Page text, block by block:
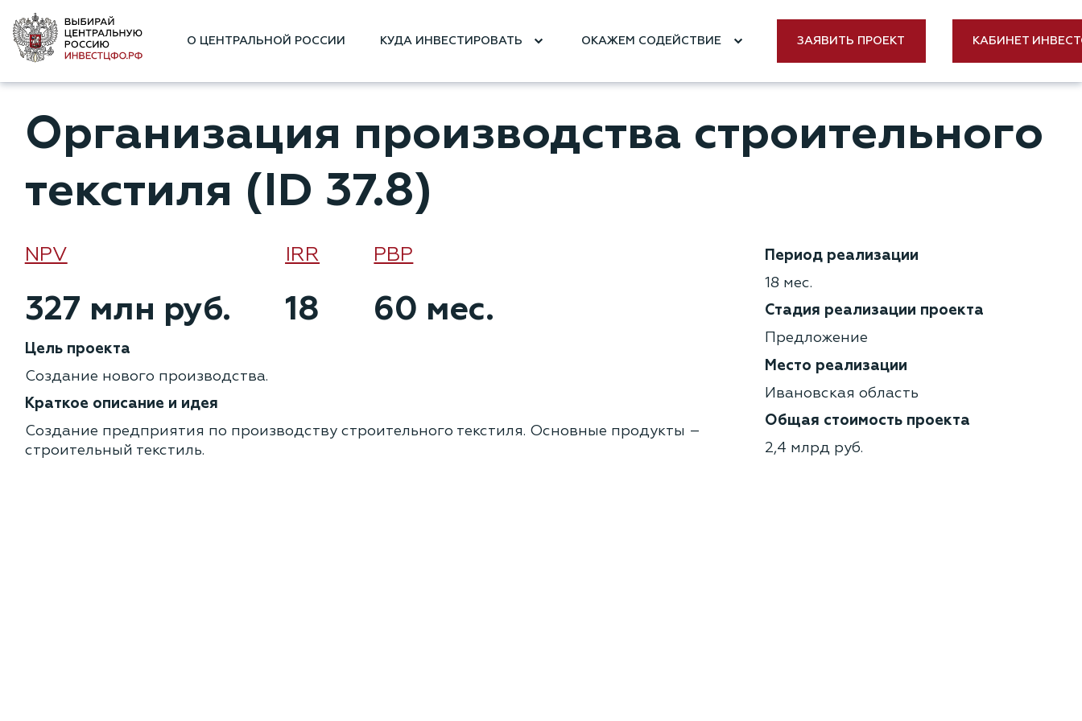
О ЦЕНТРАЛЬНОЙ РОССИИ КУДА ИНВЕСТИРОВАТЬ ОКАЖЕМ СОДЕЙСТВИЕ ЗАЯВИТЬ ПРОЕКТ КАБИНЕТ
Организация производства строительного
текстиля (ID 37.8)
NPV IRR РВР
327 млн руб. 18 60 мес.
Цель проекта
Создание нового производства.
Краткое описание и идея
Создание предприятия по производству строительного текстиля. Основные продукты –
строительный текстиль.
Период реализации
18 мес.
Стадия реализации проекта
Предложение
Место реализации
Ивановская область
Общая стоимость проекта
2,4 млрд руб.